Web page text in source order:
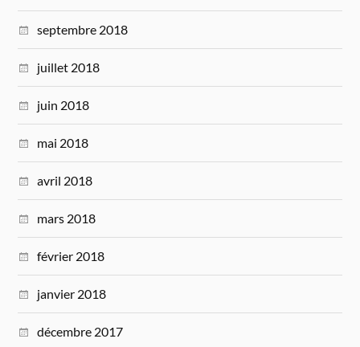
septembre 2018
juillet 2018
juin 2018
mai 2018
avril 2018
mars 2018
février 2018
janvier 2018
décembre 2017